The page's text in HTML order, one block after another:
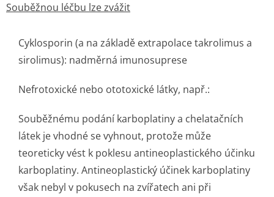
Souběžnou léčbu lze zvážit
Cyklosporin (a na základě extrapolace takrolimus a
sirolimus): nadměrná imunosuprese
Nefrotoxické nebo ototoxické látky, např.:
Souběžnému podání karboplatiny a chelatačních
látek je vhodné se vyhnout, protože může
teoreticky vést k poklesu antineoplastického účinku
karboplatiny. Antineoplastický účinek karboplatiny
však nebyl v pokusech na zvířatech ani při